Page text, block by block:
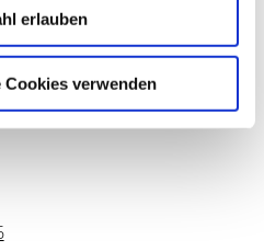
erlauben
verwenden